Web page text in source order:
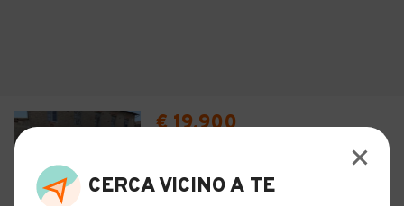
28
€ 19.900
MERCEDES-BENZ GL 350 BlueTEC
CERCA VICINO A TE